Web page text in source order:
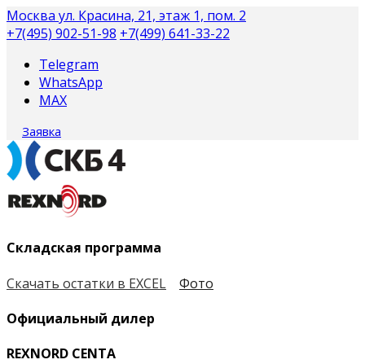
Москва ул. Красина, 21, этаж 1, пом. 2
+7(495) 902-51-98 +7(499) 641-33-22
Telegram
WhatsApp
MAX
Заявка
Складская программа
Скачать остатки в EXCEL
Фото
Официальный дилер
REXNORD CENTA